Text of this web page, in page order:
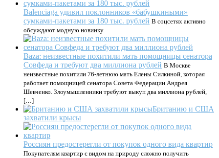
Balenciaga удивил поклонников «бабушкиными»
сумками-пакетами за 180 тыс. рублей В соцсетях активно
обсуждают модную новинку.
Baza: неизвестные похитили мать помощницы сенатора
Совфеда и требуют два миллиона рублей В Москве
неизвестные похитили 76-летнюю мать Елены Силкиной, которая
работает помощницей сенатора Совета Федерации Андрея
Шевченко. Злоумышленники требуют выкуп два миллиона рублей,
[…]
Британию и США
захватили крысы
Россиян предостерегли от покупок одного вида квартир
Покупателям квартир с видом на природу сложно получить